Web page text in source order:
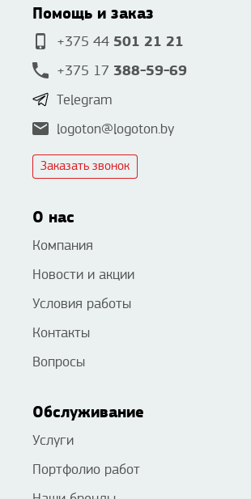
Помощь и заказ
+375 44 501 21 21
+375 17 388-59-69
Telegram
logoton@logoton.by
Заказать звонок
О нас
Компания
Новости и акции
Условия работы
Контакты
Вопросы
Обслуживание
Услуги
Портфолио работ